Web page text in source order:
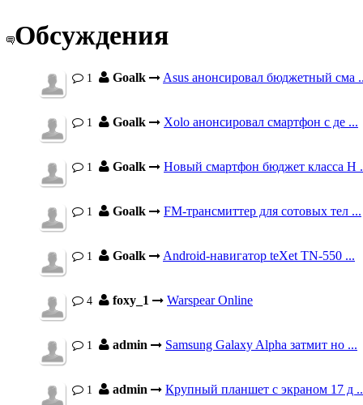
Обсуждения
1 Goalk Asus анонсировал бюджетный сма
1 Goalk Xolo анонсировал смартфон с де ...
1 Goalk Новый смартфон бюджет класса H
1 Goalk FM-трансмиттер для сотовых тел ...
1 Goalk Android-навигатор teXet TN-550 ...
4 foxy_1 Warspear Online
1 admin Samsung Galaxy Alpha затмит но ...
1 admin Крупный планшет с экраном 17 д